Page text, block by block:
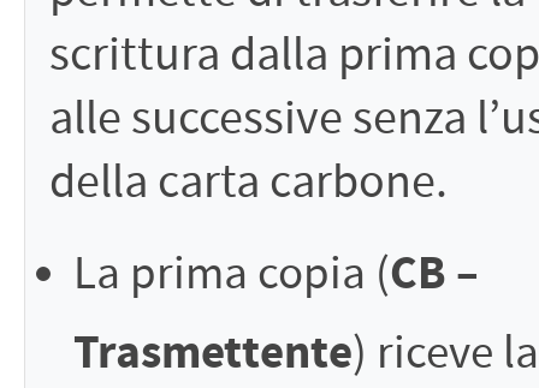
scrittura dalla prima
alle successive senza
della carta carbone.
La prima copia (CB –
Trasmettente) riceve la